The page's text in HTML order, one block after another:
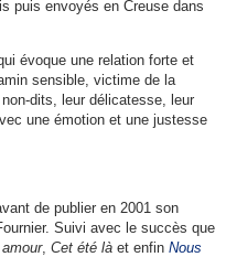
puis envoyés en Creuse dans
évoque une relation forte et
sensible, victime de la
dits, leur délicatesse, leur
une émotion et une justesse
de publier en 2001 son
Suivi avec le succès que
, Cet été làet enfin Nous